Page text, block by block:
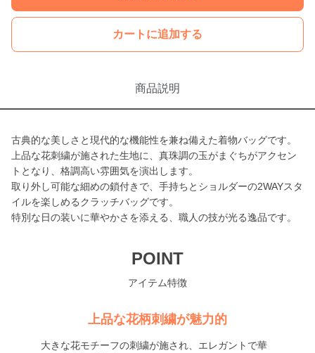
カートに追加する
商品説明
古典的な美しさと現代的な機能性を兼ね備えた着物バッグです。
上品な花刺繍が施された生地に、真珠調の玉がまぐちがアクセン
トとなり、格調高い雰囲気を演出します。
取り外し可能な細めの鎖付きで、手持ちとショルダーの2WAYスタ
イルを楽しめるクラッチバッグです。
特別な日の装いに華やかさを添える、職人の技が光る逸品です。
POINT
アイテム特徴
上品な花柄刺繍が魅力的
大きな花モチーフの刺繍が施され、エレガントで華